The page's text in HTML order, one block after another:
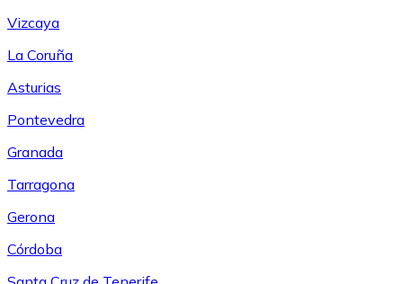
Vizcaya
La Coruña
Asturias
Pontevedra
Granada
Tarragona
Gerona
Córdoba